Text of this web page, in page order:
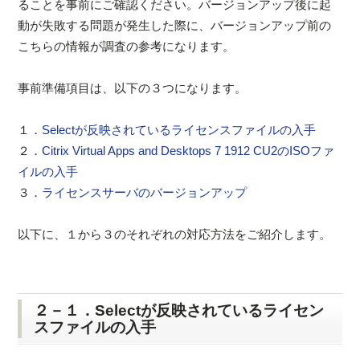
ることを事前にご確認ください。バージョンアップ後に起
動が失敗する問題が発生した際に、バージョンアップ前の
こちらの情報が調査の参考になります。
事前準備項目は、以下の３つになります。
１． Selectが反映されているライセンスファイルの入手
２．Citrix Virtual Apps and Desktops 7 1912 CU2のISOファ
イルの入手
３． ライセンスサーバのバージョンアップ
以下に、１から３のそれぞれの対応方法をご紹介します。
２－１．Selectが反映されているライセン
スファイルの入手